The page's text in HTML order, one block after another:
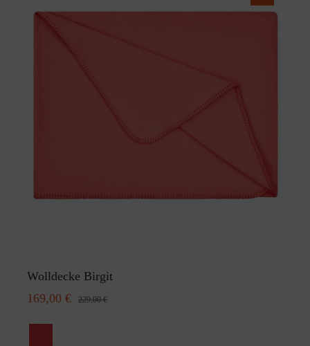
Wolldecke Birgit
169,00 €
229,00 €